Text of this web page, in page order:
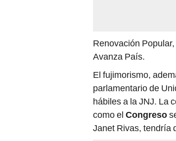
Avanza País.
parlamentario de
hábiles a la JNJ. La
como elCongreso
Janet Rivas, tendría